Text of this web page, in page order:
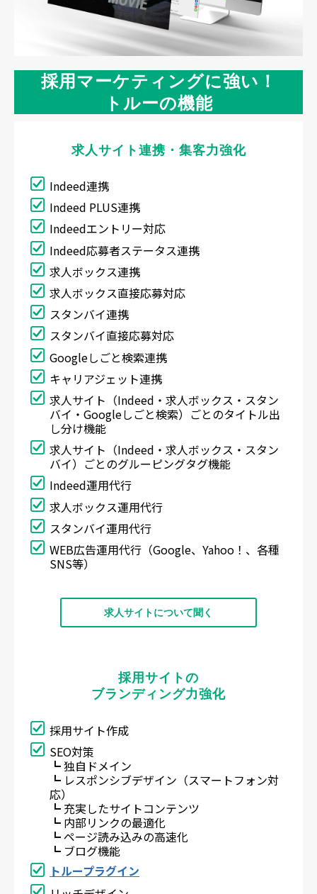
採用マーケティングに強い！
トルーの機能
求人サイト連携・集客力強化
Indeed連携
Indeed PLUS連携
Indeedエントリー対応
Indeed応募者ステータス連携
求人ボックス連携
求人ボックス直接応募対応
スタンバイ連携
スタンバイ直接応募対応
Googleしごと検索連携
キャリアジェット連携
求人サイト（Indeed・求人ボックス・スタン
バイ・Googleしごと検索）ごとのタイトル出
し分け機能
求人サイト（Indeed・求人ボックス・スタン
バイ）ごとのグルーピングタグ機能
Indeed運用代行
求人ボックス運用代行
スタンバイ運用代行
WEB広告運用代行（Google、Yahoo！、各種
SNS等）
求人サイトについて聞く
採用サイトの
ブランディング力強化
採用サイト作成
SEO対策
┗ 独自ドメイン
┗ レスポンシブデザイン（スマートフォン対
応）
┗ 充実したサイトコンテンツ
┗ 内部リンクの最適化
┗ ページ読み込みの高速化
┗ ブログ機能
トループラグイン